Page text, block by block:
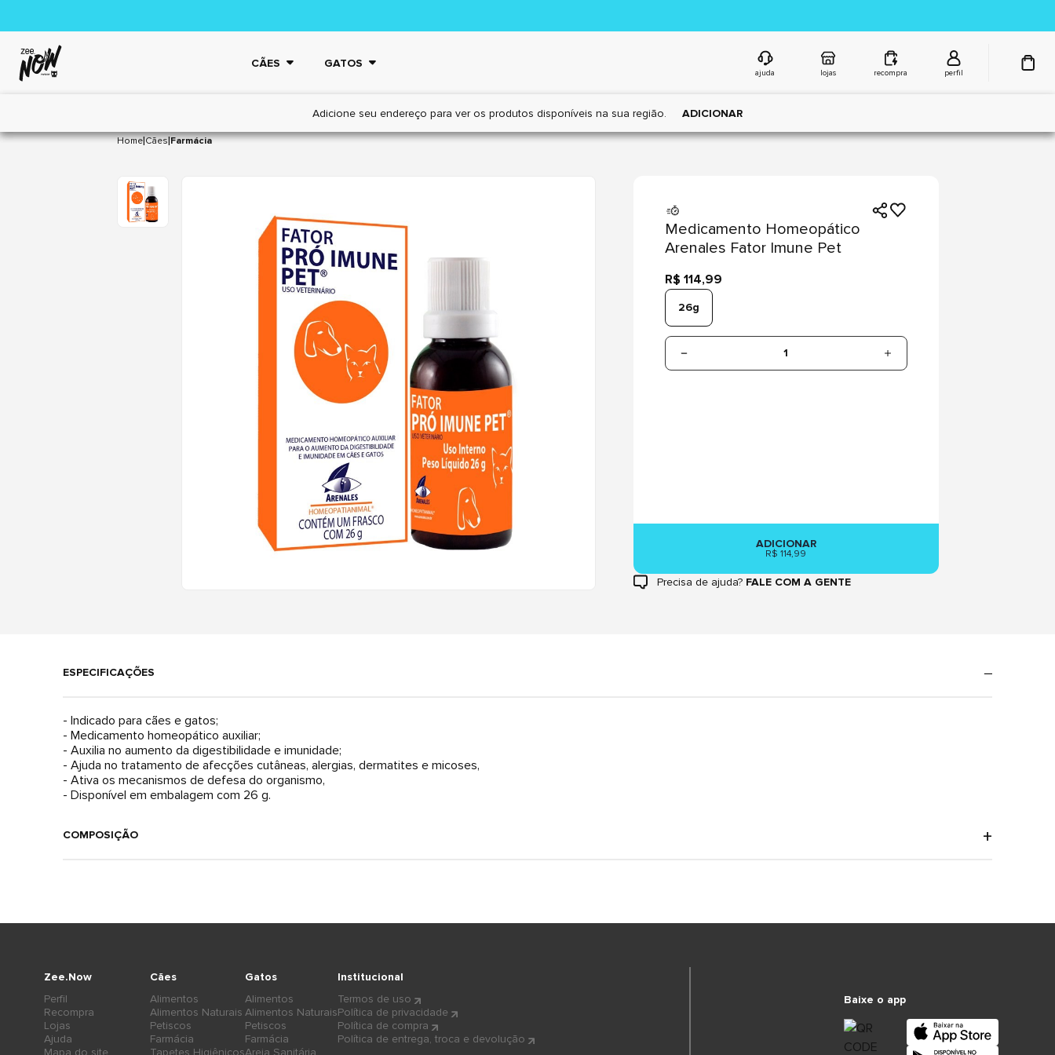
CÃES GATOS
ajuda lojas recompra perfil
Adicione seu endereço para ver os produtos disponíveis na sua região. ADICIONAR
Home|Cães|Farmácia
Medicamento Homeopático
Arenales Fator Imune Pet
R$ 114,99
26g
1
ADICIONAR
R$ 114,99
Precisa de ajuda? FALE COM A GENTE
ESPECIFICAÇÕES
- Indicado para cães e gatos;
- Medicamento homeopático auxiliar;
- Auxilia no aumento da digestibilidade e imunidade;
- Ajuda no tratamento de afecções cutâneas, alergias, dermatites e micoses,
- Ativa os mecanismos de defesa do organismo,
- Disponível em embalagem com 26 g.
COMPOSIÇÃO
Cães
Alimentos
Alimentos Naturais
Petiscos
Farmácia
Tapetes Higiênicos
Gatos
Alimentos
Alimentos Naturais
Petiscos
Farmácia
Areia Sanitária
Zee.Now
Perfil
Recompra
Lojas
Ajuda
Mapa do site
Institucional
Termos de uso
Política de privacidade
Política de compra
Política de entrega, troca e devolução
Baixe o app